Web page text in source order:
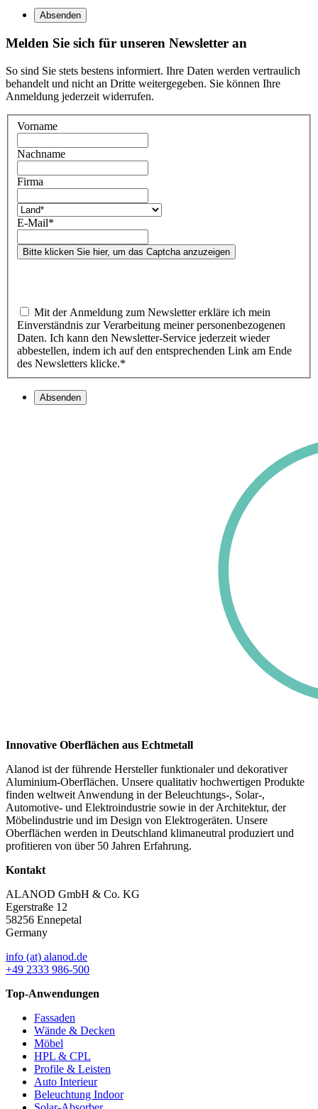
Absenden
Melden Sie sich für unseren Newsletter an
So sind Sie stets bestens informiert. Ihre Daten werden vertraulich
behandelt und nicht an Dritte weitergegeben. Sie können Ihre
Anmeldung jederzeit widerrufen.
Vorname
Nachname
Firma
E-Mail*
Bitte klicken Sie hier, um das Captcha anzuzeigen
Mit der Anmeldung zum Newsletter erkläre ich mein
Einverständnis zur Verarbeitung meiner personenbezogenen
Daten. Ich kann den Newsletter-Service jederzeit wieder
abbestellen, indem ich auf den entsprechenden Link am Ende
des Newsletters klicke.*
Absenden
Innovative Oberflächen aus Echtmetall
Alanod ist der führende Hersteller funktionaler und dekorativer
Aluminium-Oberflächen. Unsere qualitativ hochwertigen Produkte
finden weltweit Anwendung in der Beleuchtungs-, Solar-,
Automotive- und Elektroindustrie sowie in der Architektur, der
Möbelindustrie und im Design von Elektrogeräten. Unsere
Oberflächen werden in Deutschland klimaneutral produziert und
profitieren von über 50 Jahren Erfahrung.
Kontakt
ALANOD GmbH & Co. KG
Egerstraße 12
58256 Ennepetal
Germany
info (at) alanod.de
+49 2333 986-500
Top-Anwendungen
Fassaden
Wände & Decken
Möbel
HPL & CPL
Profile & Leisten
Auto Interieur
Beleuchtung Indoor